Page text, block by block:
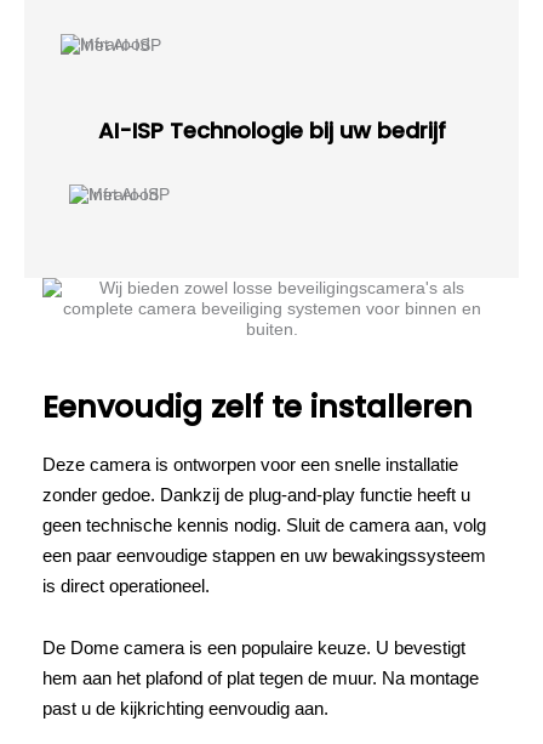
AI-ISP Technologie bij uw bedrijf
Eenvoudig zelf te installeren
Deze camera is ontworpen voor een snelle installatie
zonder gedoe. Dankzij de plug-and-play functie heeft u
geen technische kennis nodig. Sluit de camera aan, volg
een paar eenvoudige stappen en uw bewakingssysteem
is direct operationeel.
De Dome camera is een populaire keuze. U bevestigt
hem aan het plafond of plat tegen de muur. Na montage
past u de kijkrichting eenvoudig aan.